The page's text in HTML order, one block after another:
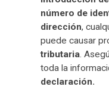
número de
dirección,
puede causar
tributaria.
toda la
declaración.